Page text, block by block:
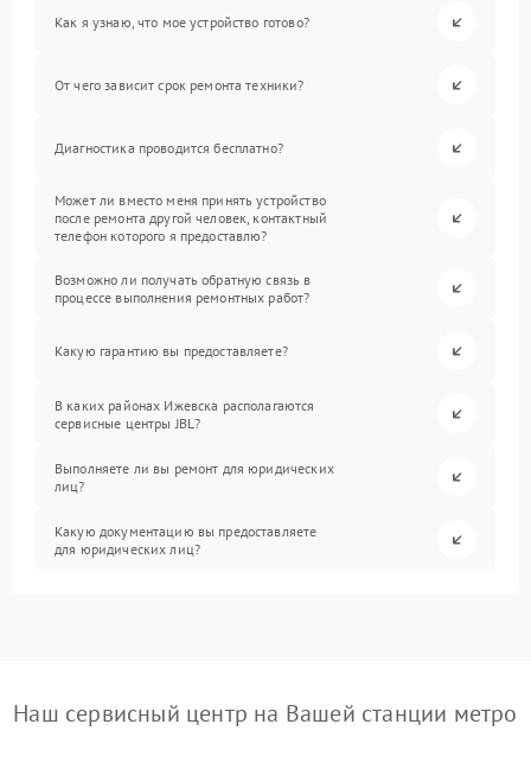
Как я узнаю, что мое устройство готово?
От чего зависит срок ремонта техники?
Диагностика проводится бесплатно?
Может ли вместо меня принять устройство
после ремонта другой человек, контактный
телефон которого я предоставлю?
Возможно ли получать обратную связь в
процессе выполнения ремонтных работ?
Какую гарантию вы предоставляете?
В каких районах Ижевска располагаются
сервисные центры JBL?
Выполняете ли вы ремонт для юридических
лиц?
Какую документацию вы предоставляете
для юридических лиц?
Наш сервисный центр на Вашей станции метро